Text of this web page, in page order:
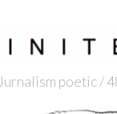
Jurnalism poetic /